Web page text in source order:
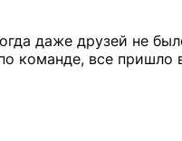
даже друзей не
команде, все пришло